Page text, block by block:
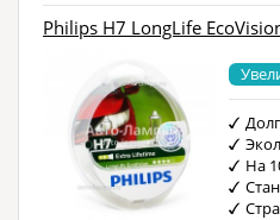
Philips H7 LongLife
На